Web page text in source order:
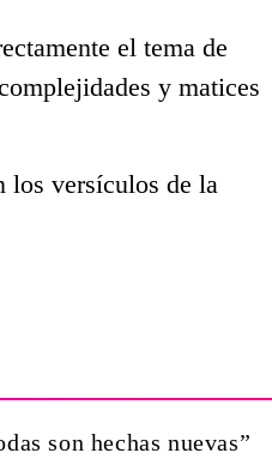
el tema de
y matices
los versículos de la
son hechas nuevas”